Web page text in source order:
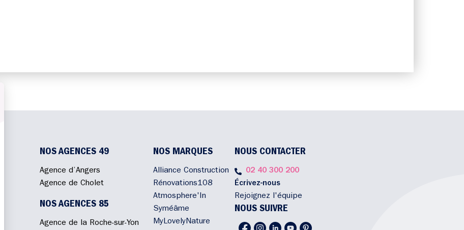
NOS AGENCES 49
Agence d’Angers
Agence de Cholet
NOS AGENCES 85
Agence de la Roche-sur-Yon
NOS MARQUES
Alliance Construction
Rénovations108
Atmosphere'In
Syméâme
MyLovelyNature
NOUS CONTACTER
02 40 300 200
Écrivez-nous
Rejoignez l'équipe
NOUS SUIVRE